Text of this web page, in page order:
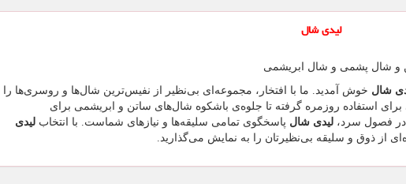
لیدی شال
و شال پشمی و شال ابریشمی
شال خوش آمدید. ما با افتخار، مجموعه‌ای بی‌نظیر از نفیس‌ترین شال‌ها و روسری‌ها را
استفاده روزمره گرفته تا جلوه‌ی باشکوه شال‌های ساتن و ابریشمی برای
فصول سرد، لیدی شال پاسخگوی تمامی سلیقه‌ها و نیازهای شماست. با انتخاب لیدی
از ذوق و سلیقه بی‌نظیرتان را به نمایش می‌گذارید.